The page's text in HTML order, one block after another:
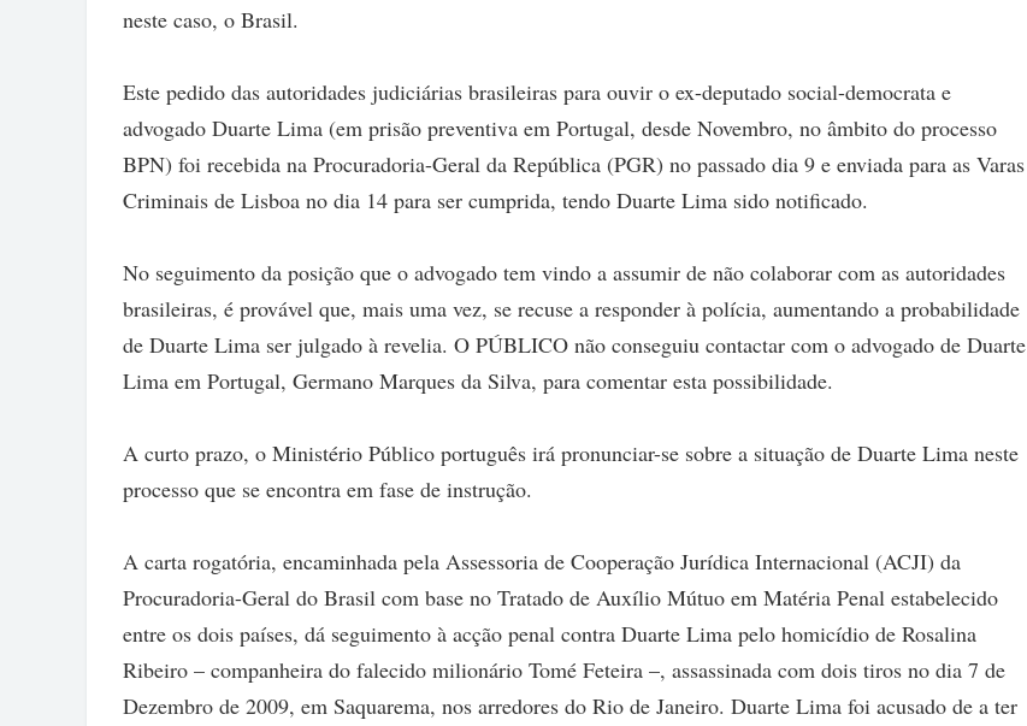
neste caso, o Brasil.
Este pedido das autoridades judiciárias brasileiras para ouvir o ex-deputado social-democrata e
advogado Duarte Lima (em prisão preventiva em Portugal, desde Novembro, no âmbito do processo
BPN) foi recebida na Procuradoria-Geral da República (PGR) no passado dia 9 e enviada para as Varas
Criminais de Lisboa no dia 14 para ser cumprida, tendo Duarte Lima sido notificado.
No seguimento da posição que o advogado tem vindo a assumir de não colaborar com as autoridades
brasileiras, é provável que, mais uma vez, se recuse a responder à polícia, aumentando a probabilidade
de Duarte Lima ser julgado à revelia. O PÚBLICO não conseguiu contactar com o advogado de Duarte
Lima em Portugal, Germano Marques da Silva, para comentar esta possibilidade.
A curto prazo, o Ministério Público português irá pronunciar-se sobre a situação de Duarte Lima neste
processo que se encontra em fase de instrução.
A carta rogatória, encaminhada pela Assessoria de Cooperação Jurídica Internacional (ACJI) da
Procuradoria-Geral do Brasil com base no Tratado de Auxílio Mútuo em Matéria Penal estabelecido
entre os dois países, dá seguimento à acção penal contra Duarte Lima pelo homicídio de Rosalina
Ribeiro – companheira do falecido milionário Tomé Feteira –, assassinada com dois tiros no dia 7 de
Dezembro de 2009, em Saquarema, nos arredores do Rio de Janeiro. Duarte Lima foi acusado de a ter